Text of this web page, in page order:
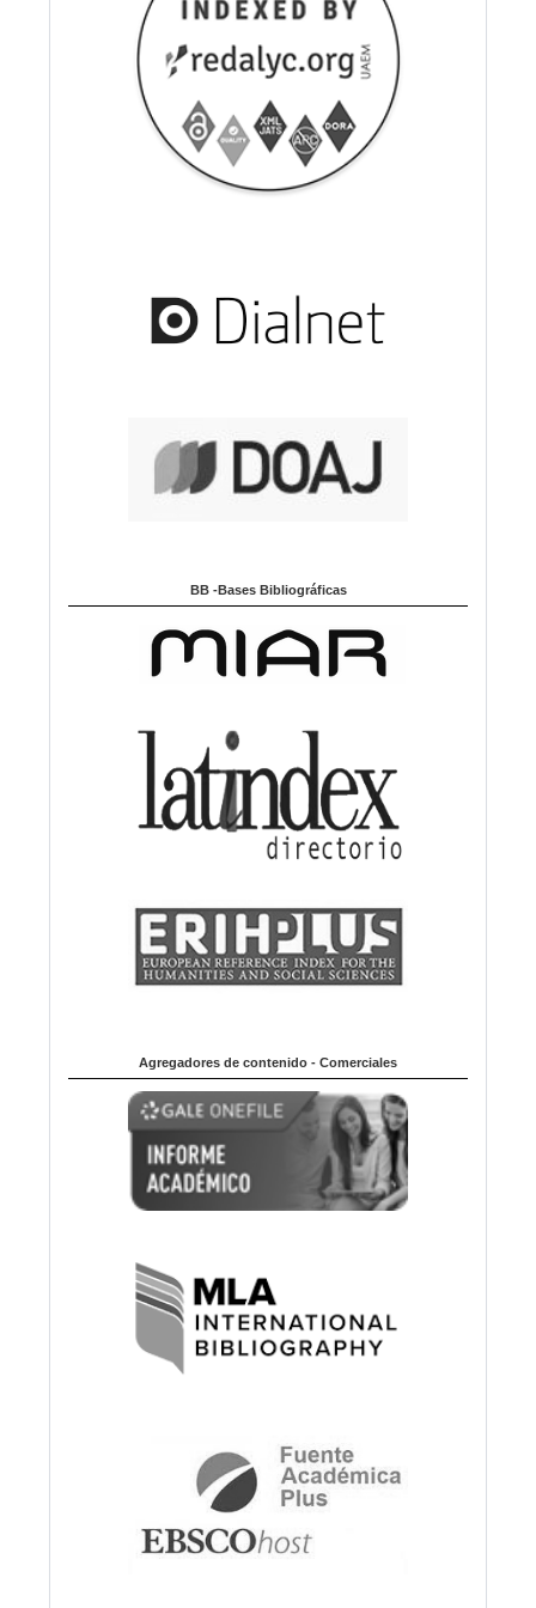
BB -Bases Bibliográficas
Agregadores de contenido - Comerciales